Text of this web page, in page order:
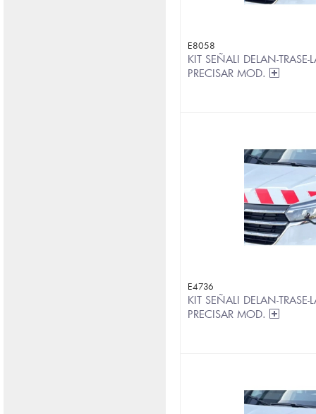
E8058
KIT SEÑALI DELAN-
PRECISAR MOD.
E4736
KIT SEÑALI DELAN-TRASE-
PRECISAR MOD.